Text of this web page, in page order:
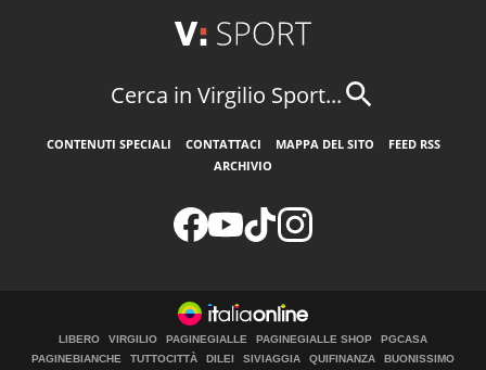
Cerca in Virgilio Sport...
CONTENUTI SPECIALI CONTATTACI MAPPA DEL SITO
FEED RSS
ARCHIVIO
LIBERO VIRGILIO PAGINEGIALLE PAGINEGIALLE SHOP
PGCASA
PAGINEBIANCHE
TUTTOCITTÀ DILEI SIVIAGGIA QUIFINANZA BUONISSIMO